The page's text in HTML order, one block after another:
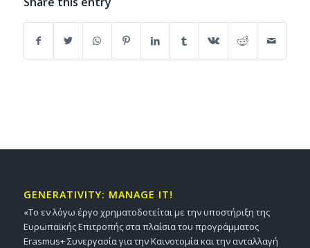
GENERATIVITY: MANAGE IT!
«Το εν λόγω έργο χρηματοδοτείται με την υποστήριξη της
Ευρωπαϊκής Επιτροπής στα πλαίσια του προγράμματος
Erasmus+ Συνεργασία για την Καινοτομία και την ανταλλαγή